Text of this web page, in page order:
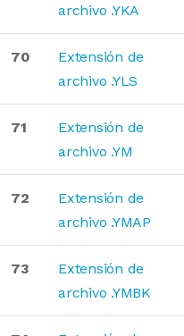
archivo .YKA
70
Extensión de
archivo .YLS
71
Extensión de
archivo .YM
72
Extensión de
archivo .YMAP
73
Extensión de
archivo .YMBK